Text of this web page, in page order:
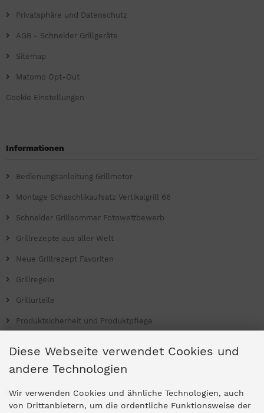
Privatsphäre und Datenschutz
AGB - Schneider Grillgeräte
Sitemap
Matomo Opt-Out
Cookie Einstellungen
Informationen
Bedienungsanleitung Grillmotor
Montage Schaschlikaufsatz Vertikalgrill 66
Schneider Grillsommer Fotowettbewerb
Grillrezepte aus aller Welt
Neue Grillrezept Favoriten
Grillregeln
Grillurteile
Produktsicherheit und Produktpflege
Ladengeschäfte
Diese Webseite verwendet Cookies und
andere Technologien
Wir verwenden Cookies und ähnliche Technologien, auch
von Drittanbietern, um die ordentliche Funktionsweise der